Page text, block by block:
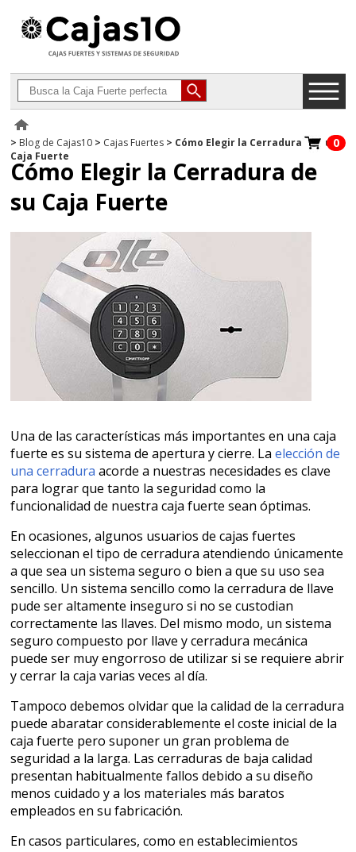
> Blog de Cajas10 > Cajas Fuertes > Cómo Elegir la Cerradura de su
Caja Fuerte
0
Cómo Elegir la Cerradura de
su Caja Fuerte
Una de las características más importantes en una caja
fuerte es su sistema de apertura y cierre. Laelección de
una cerradura acorde a nuestras necesidades es clave
para lograr que tanto la seguridad como la
funcionalidad de nuestra caja fuerte sean óptimas.
En ocasiones, algunos usuarios de cajas fuertes
seleccionan el tipo de cerradura atendiendo únicamente
a que sea un sistema seguro o bien a que su uso sea
sencillo. Un sistema sencillo como la cerradura de llave
pude ser altamente inseguro si no se custodian
correctamente las llaves. Del mismo modo, un sistema
seguro compuesto por llave y cerradura mecánica
puede ser muy engorroso de utilizar si se requiere abrir
y cerrar la caja varias veces al día.
Tampoco debemos olvidar que la calidad de la cerradura
puede abaratar considerablemente el coste inicial de la
caja fuerte pero suponer un gran problema de
seguridad a la larga. Las cerraduras de baja calidad
presentan habitualmente fallos debido a su diseño
menos cuidado y a los materiales más baratos
empleados en su fabricación.
En casos particulares, como en establecimientos